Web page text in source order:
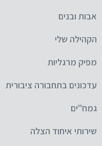
אבות ובנים
הקהילה שלי
מפיק מרגליות
עדכונים בתחבורה ציבורית
גמח''ים
שירותי איחוד הצלה